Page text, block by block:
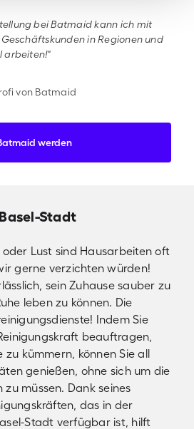
bei Batmaid kann ich mit
in Regionen und
arbeiten!"
von Batmaid
werden
Stadt
Lust sind Hausarbeiten oft
gerne verzichten würden!
sein Zuhause sauber zu
leben zu können. Die
Indem Sie
beauftragen,
zu kümmern, können Sie all
genießen, ohne sich um die
zu müssen. Dank seines
das in der
Stadt verfügbar ist, hilft